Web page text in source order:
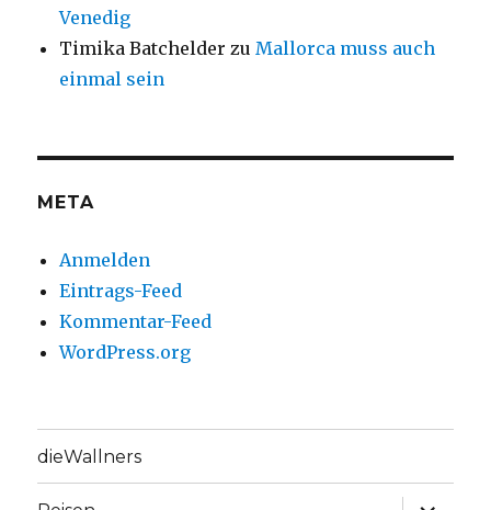
Venedig
Timika Batchelder zuMallorca muss auch
einmal sein
META
Anmelden
Eintrags-Feed
Kommentar-Feed
WordPress.org
dieWallners